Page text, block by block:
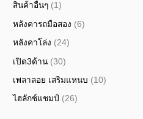
สินค้าอื่นๆ (1)
หลังคารถมือสอง (6)
หลังคาโล่ง (24)
เปิด3ด้าน (30)
เพลาลอย เสริมแหนบ (10)
ไฮลักซ์แชมป์ (26)